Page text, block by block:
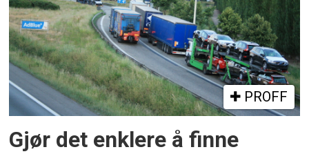
PROFF
Gjør det enklere å finne